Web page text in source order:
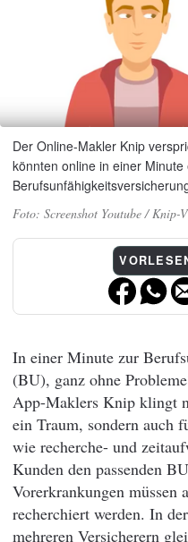
Der Online-Makler Knip
könnten online in einer Minute
Screenshot Youtube / Knip-
In einer Minute zur
(BU), ganz ohne
App-Maklers Knip klingt
ein Traum, sondern auch
wie recherche- und
Kunden den passenden
Vorerkrankungen müssen
recherchiert werden. In
mehreren Versicherern